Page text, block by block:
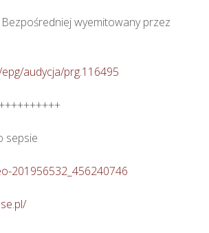
wyemitowany przez
audycja/prg.116495
sepsie
201956532_456240746